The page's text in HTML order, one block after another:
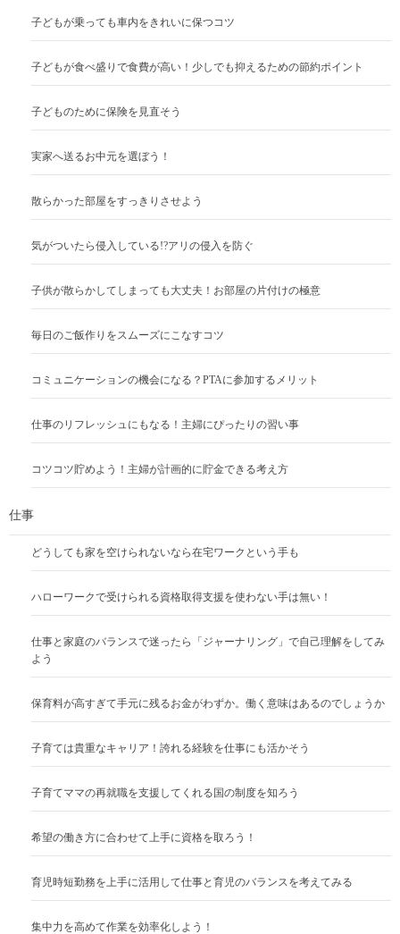
子どもが乗っても車内をきれいに保つコツ
子どもが食べ盛りで食費が高い！少しでも抑えるための節約ポイント
子どものために保険を見直そう
実家へ送るお中元を選ぼう！
散らかった部屋をすっきりさせよう
気がついたら侵入している!?アリの侵入を防ぐ
子供が散らかしてしまっても大丈夫！お部屋の片付けの極意
毎日のご飯作りをスムーズにこなすコツ
コミュニケーションの機会になる？PTAに参加するメリット
仕事のリフレッシュにもなる！主婦にぴったりの習い事
コツコツ貯めよう！主婦が計画的に貯金できる考え方
仕事
どうしても家を空けられないなら在宅ワークという手も
ハローワークで受けられる資格取得支援を使わない手は無い！
仕事と家庭のバランスで迷ったら「ジャーナリング」で自己理解をしてみ
よう
保育料が高すぎて手元に残るお金がわずか。働く意味はあるのでしょうか
子育ては貴重なキャリア！誇れる経験を仕事にも活かそう
子育てママの再就職を支援してくれる国の制度を知ろう
希望の働き方に合わせて上手に資格を取ろう！
育児時短勤務を上手に活用して仕事と育児のバランスを考えてみる
集中力を高めて作業を効率化しよう！